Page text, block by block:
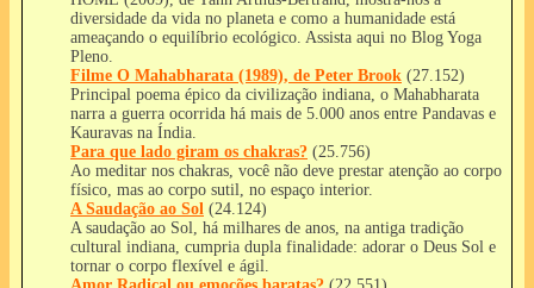
diversidade da vida no planeta e como a humanidade está
ameaçando o equilíbrio ecológico. Assista aqui no Blog Yoga
Pleno.
Filme O Mahabharata (1989), de Peter Brook (27.152)
Principal poema épico da civilização indiana, o Mahabharata
narra a guerra ocorrida há mais de 5.000 anos entre Pandavas e
Kauravas na Índia.
Para que lado giram os chakras? (25.756)
Ao meditar nos chakras, você não deve prestar atenção ao corpo
físico, mas ao corpo sutil, no espaço interior.
A Saudação ao Sol (24.124)
A saudação ao Sol, há milhares de anos, na antiga tradição
cultural indiana, cumpria dupla finalidade: adorar o Deus Sol e
tornar o corpo flexível e ágil.